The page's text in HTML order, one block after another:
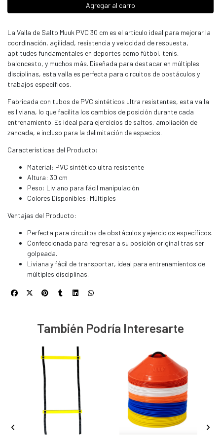
Agregar al carro
La Valla de Salto Muuk PVC 30 cm es el artículo ideal para mejorar la
coordinación, agilidad, resistencia y velocidad de respuesta,
aptitudes fundamentales en deportes como fútbol, tenis,
baloncesto, y muchos más. Diseñada para destacar en múltiples
disciplinas, esta valla es perfecta para circuitos de obstáculos y
trabajos específicos.
Fabricada con tubos de PVC sintéticos ultra resistentes, esta valla
es liviana, lo que facilita los cambios de posición durante cada
entrenamiento. Es ideal para ejercicios de saltos, ampliación de
zancada, e incluso para la delimitación de espacios.
Características del Producto:
Material: PVC sintético ultra resistente
Altura: 30 cm
Peso: Liviano para fácil manipulación
Colores Disponibles: Múltiples
Ventajas del Producto:
Perfecta para circuitos de obstáculos y ejercicios específicos.
Confeccionada para regresar a su posición original tras ser
golpeada.
Liviana y fácil de transportar, ideal para entrenamientos de
múltiples disciplinas.
También Podría Interesarte